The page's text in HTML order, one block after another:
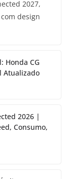
2027,
design
Honda CG
Atualizado
2026 |
Consumo,